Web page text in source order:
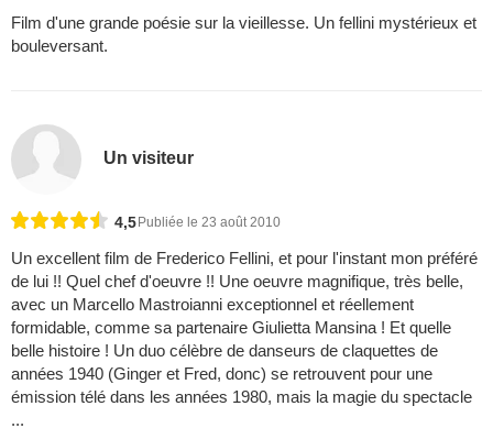
Film d'une grande poésie sur la vieillesse. Un fellini mystérieux et
bouleversant.
Un visiteur
4,5 Publiée le 23 août 2010
Un excellent film de Frederico Fellini, et pour l'instant mon préféré
de lui !! Quel chef d'oeuvre !! Une oeuvre magnifique, très belle,
avec un Marcello Mastroianni exceptionnel et réellement
formidable, comme sa partenaire Giulietta Mansina ! Et quelle
belle histoire ! Un duo célèbre de danseurs de claquettes de
années 1940 (Ginger et Fred, donc) se retrouvent pour une
émission télé dans les années 1980, mais la magie du spectacle
...